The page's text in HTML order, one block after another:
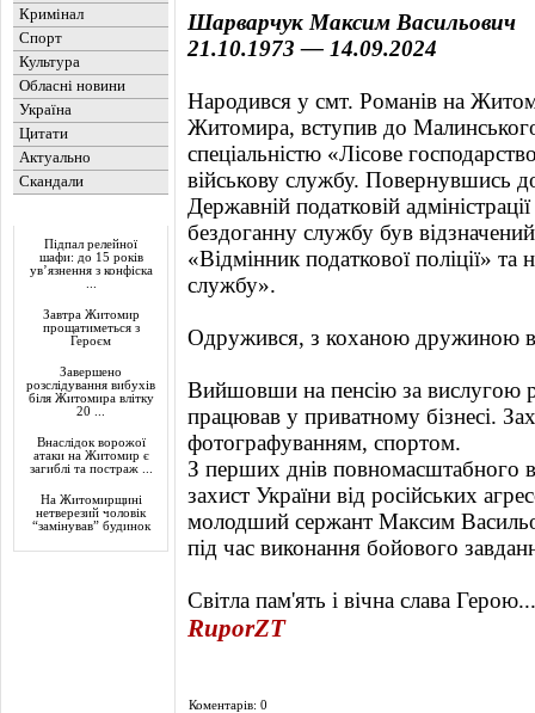
Кримінал
Спорт
Культура
Обласні новини
Україна
Цитати
Актуально
Скандали
Підпал релейної
шафи: до 15 років
ув’язнення з конфіска
Завтра Житомир
прощатиметься з
Героєм
Завершено
розслідування вибухів
біля Житомира влітку
20 ...
Внаслідок ворожої
атаки на Житомир є
загиблі та постраж ...
На Житомирщині
нетверезий чоловік
“замінував” будинок
Шарварчук Максим Васильович
21.10.1973 — 14.09.2024
Народився у смт. Романів на
Житомира, вступив до
спеціальністю «Лісове
військову службу. Повернувшись
Державній податковій
бездоганну службу був
«Відмінник податкової поліції»
службу».
Одружився, з коханою дружиною
Вийшовши на пенсію за вислугою
працював у приватному бізнесі.
фотографуванням, спортом.
З перших днів повномасштабного
захист України від російських
молодший сержант Максим
під час виконання бойового
Світла пам'ять і вічна слава Герою...
RuporZT
Коментарів: 0